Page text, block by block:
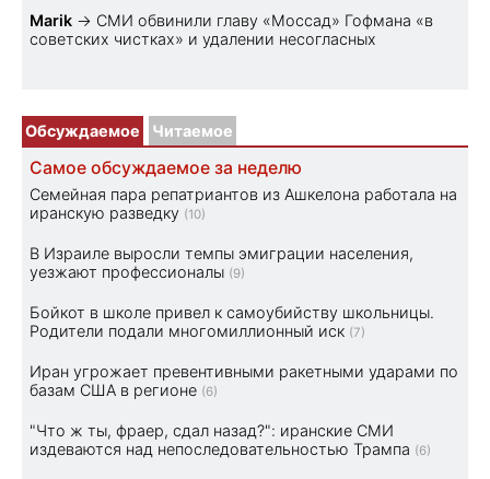
Marik → СМИ обвинили главу «Моссад» Гофмана «в
советских чистках» и удалении несогласных
Обсуждаемое Читаемое
Самое обсуждаемое за неделю
Семейная пара репатриантов из Ашкелона работала на
иранскую разведку (10)
В Израиле выросли темпы эмиграции населения,
уезжают профессионалы (9)
Бойкот в школе привел к самоубийству школьницы.
Родители подали многомиллионный иск (7)
Иран угрожает превентивными ракетными ударами по
базам США в регионе (6)
"Что ж ты, фраер, сдал назад?": иранские СМИ
издеваются над непоследовательностью Трампа (6)